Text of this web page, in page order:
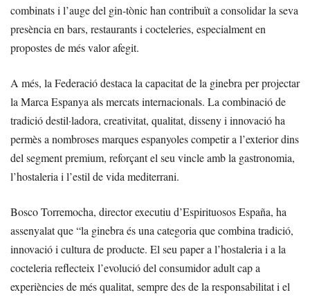
combinats i l’auge del gin-tònic han contribuït a consolidar la seva
presència en bars, restaurants i cocteleries, especialment en
propostes de més valor afegit.
A més, la Federació destaca la capacitat de la ginebra per projectar
la Marca Espanya als mercats internacionals. La combinació de
tradició destil·ladora, creativitat, qualitat, disseny i innovació ha
permès a nombroses marques espanyoles competir a l’exterior dins
del segment premium, reforçant el seu vincle amb la gastronomia,
l’hostaleria i l’estil de vida mediterrani.
Bosco Torremocha, director executiu d’Espirituosos España, ha
assenyalat que “la ginebra és una categoria que combina tradició,
innovació i cultura de producte. El seu paper a l’hostaleria i a la
cocteleria reflecteix l’evolució del consumidor adult cap a
experiències de més qualitat, sempre des de la responsabilitat i el